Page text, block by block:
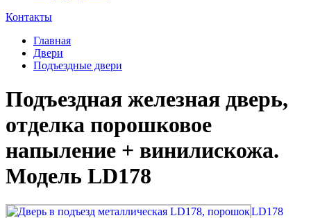
Контакты
Главная
Двери
Подъездные двери
Подъездная железная дверь,
отделка порошковое
напыление + винилискожа.
Модель LD178
LD178